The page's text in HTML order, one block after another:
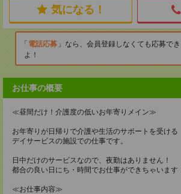
気になる！
電話応募
なら、会員登録しなくても応募で
よ！
お仕事の概要
≪昼間だけ！介護度の低いお年寄りメイン≫
お年寄りが日帰りで介護や生活のサポートを受ける
デイサービスの施設での仕事です。
日中だけのサービスなので、夜勤はありません！
都合の良い日にち・時間でお仕事ができちゃいます
≪お仕事内容≫